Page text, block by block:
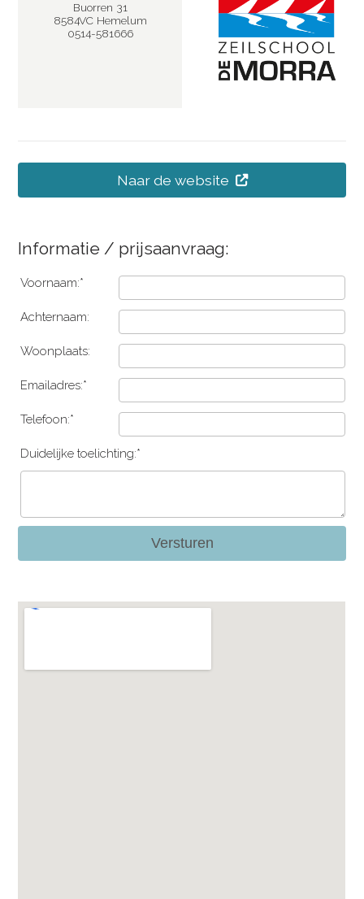
Buorren 31
8584VC Hemelum
0514-581666
Naar de website
Informatie / prijsaanvraag:
Voornaam:*
Achternaam:
Woonplaats:
Emailadres:*
Telefoon:*
Duidelijke toelichting:*